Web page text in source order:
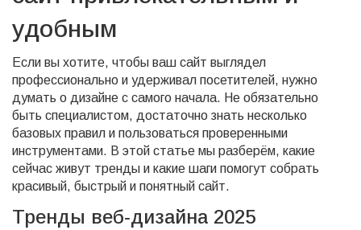
удобным
Если вы хотите, чтобы ваш сайт выглядел
профессионально и удерживал посетителей, нужно
думать о дизайне с самого начала. Не обязательно
быть специалистом, достаточно знать несколько
базовых правил и пользоваться проверенными
инструментами. В этой статье мы разберём, какие
сейчас живут тренды и какие шаги помогут собрать
красивый, быстрый и понятный сайт.
Тренды веб‑дизайна 2025